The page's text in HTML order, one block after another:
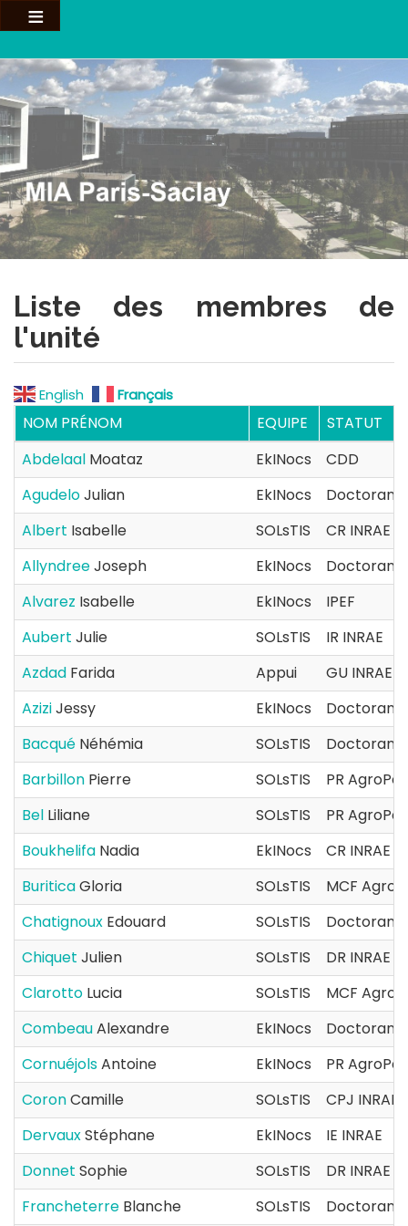
Aller
au
principal
Liste des membres de
l'unité
English Français
NOM PRÉNOM EQUIPE
STATUT
Abdelaal Moataz EkINocs
CDD
AgudeloJulian EkINocs
Albert Isabelle SOLsTIS
CR INRAE
AllyndreeJoseph EkINocs
Alvarez Isabelle EkINocs
IPEF
Aubert Julie SOLsTIS
IR INRAE
Azdad Farida Appui
GU INRAE
AziziJessy EkINocs
Bacqué Néhémia SOLsTIS
Barbillon Pierre SOLsTIS
PR
Bel Liliane SOLsTIS
PR
Boukhelifa Nadia EkINocs
CR INRAE
BuriticaGloria SOLsTIS
MCF
Chatignoux Edouard SOLsTIS
Chiquet Julien SOLsTIS
DR INRAE
Clarotto Lucia SOLsTIS
MCF
CombeauAlexandre EkINocs
CornuéjolsAntoine EkINocs
PR
CoronCamille SOLsTIS
CPJ INRAE
DervauxStéphane EkINocs
IE INRAE
Donnet Sophie SOLsTIS
DR INRAE
Francheterre Blanche SOLsTIS